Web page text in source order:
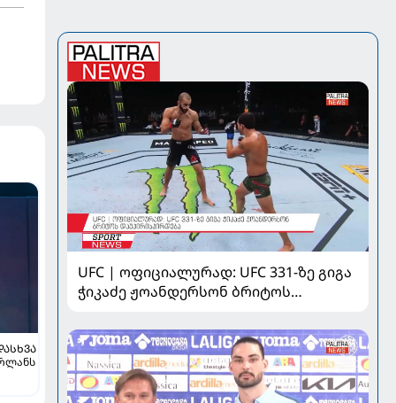
UFC | ოფიციალურად: UFC 331-ზე გიგა
ჭიკაძე ჟოანდერსონ ბრიტოს